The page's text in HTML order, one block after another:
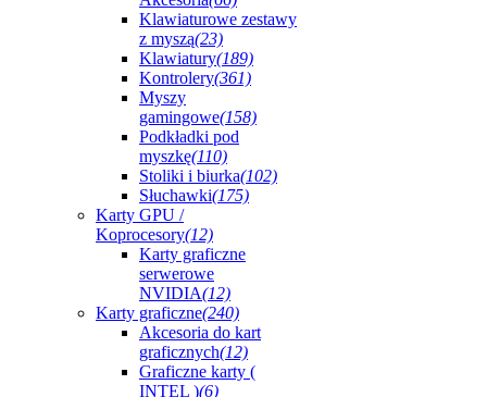
Klawiaturowe zestawy
z myszą(23)
Klawiatury(189)
Kontrolery(361)
Myszy
gamingowe(158)
Podkładki pod
myszkę(110)
Stoliki i biurka(102)
Słuchawki(175)
Karty GPU /
Koprocesory(12)
Karty graficzne
serwerowe
NVIDIA(12)
Karty graficzne(240)
Akcesoria do kart
graficznych(12)
Graficzne karty (
INTEL )(6)